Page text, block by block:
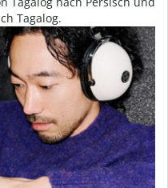
Tagalog.